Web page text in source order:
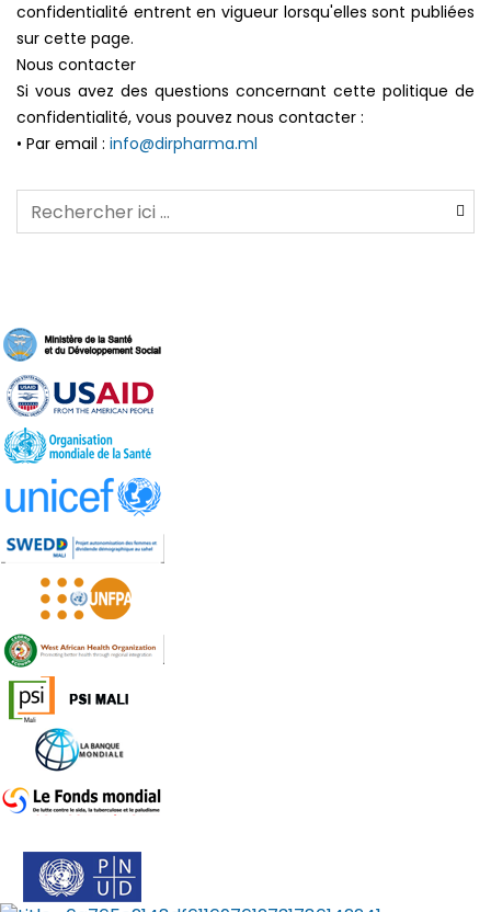
confidentialité entrent en vigueur lorsqu'elles sont publiées
sur cette page.
Nous contacter
Si vous avez des questions concernant cette politique de
confidentialité, vous pouvez nous contacter :
• Par email : info@dirpharma.ml